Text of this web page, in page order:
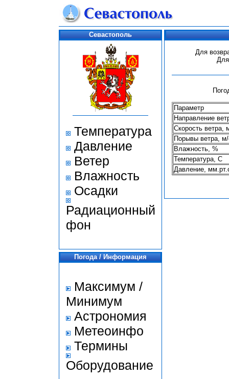
Севастополь
Температура
Давление
Ветер
Влажность
Осадки
Радиационный
фон
Погода / Информация
Максимум /
Минимум
Астрономия
Метеоинфо
Термины
Оборудование
Для
Параметр
Направление
Скорость ветра,
Порывы ветра,
Влажность, %
Температура, С
Давление,